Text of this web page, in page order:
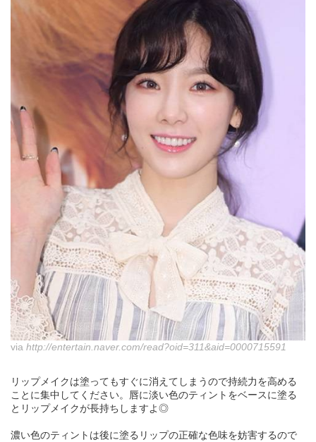
via http://entertain.naver.com/read?oid=311&aid=0000715591
リップメイクは塗ってもすぐに消えてしまうので持続力を高める
ことに集中してください。唇に淡い色のティントをベースに塗る
とリップメイクが長持ちしますよ◎
濃い色のティントは後に塗るリップの正確な色味を妨害するので